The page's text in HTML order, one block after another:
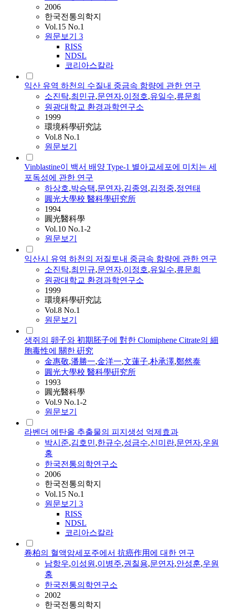
2006
한국전통의학지
Vol.15 No.1
원문보기 3
RISS
NDSL
코리아스칼라
익산 유역 하천의 수질내 중금속 함량에 관한 연구
소진탁,최민규,문연자,이정호,유일수,류문희
원광대학교 환경과학연구소
1999
環境科學硏究誌
Vol.8 No.1
원문보기
Vinblastine이 백서 배양 Type-1 별아교세포에 미치는 세
포독성에 관한 연구
하상호,박승택,문연자,김종영,김정중,정연태
圓光大學校 醫科學硏究所
1994
圓光醫科學
Vol.10 No.1-2
원문보기
익산시 유역 하천의 저질토내 중금속 함량에 관한 연구
소진탁,최민규,문연자,이정호,유일수,류문희
원광대학교 환경과학연구소
1999
環境科學硏究誌
Vol.8 No.1
원문보기
생쥐의 卵子와 初期胚子에 對한 Clomiphene Citrate의 細
胞毒性에 關한 硏究
金惠敬,潘勝一,金洋一,文蓮子,朴承澤,鄭然泰
圓光大學校 醫科學硏究所
1993
圓光醫科學
Vol.9 No.1-2
원문보기
라벤더 에탄올 추출물의 피지생성 억제효과
박시준,김호민,한규수,성금수,신미란,문연자,우원
홍
한국전통의학연구소
2006
한국전통의학지
Vol.15 No.1
원문보기 3
RISS
NDSL
코리아스칼라
卷柏의 혈액암세포주에서 抗癌作用에 대한 연구
남항우,이성원,이병주,권칠용,문연자,안성훈,우원
홍
한국전통의학연구소
2002
한국전통의학지